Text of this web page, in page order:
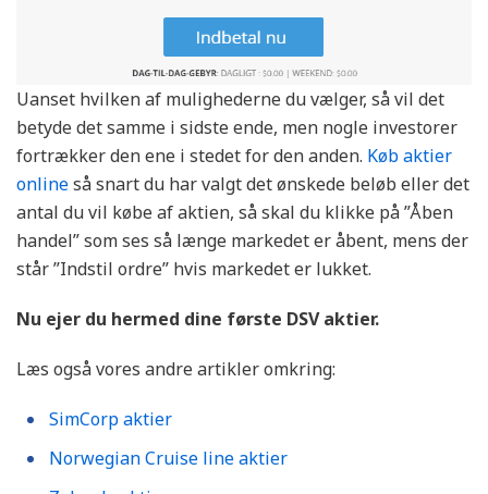
Uanset hvilken af mulighederne du vælger, så vil det
betyde det samme i sidste ende, men nogle investorer
fortrækker den ene i stedet for den anden. Køb aktier
onlineså snart du har valgt det ønskede beløb eller det
antal du vil købe af aktien, så skal du klikke på ”Åben
handel” som ses så længe markedet er åbent, mens der
står ”Indstil ordre” hvis markedet er lukket.
Nu ejer du hermed dine første DSV aktier.
Læs også vores andre artikler omkring:
SimCorp aktier
Norwegian Cruise line aktier